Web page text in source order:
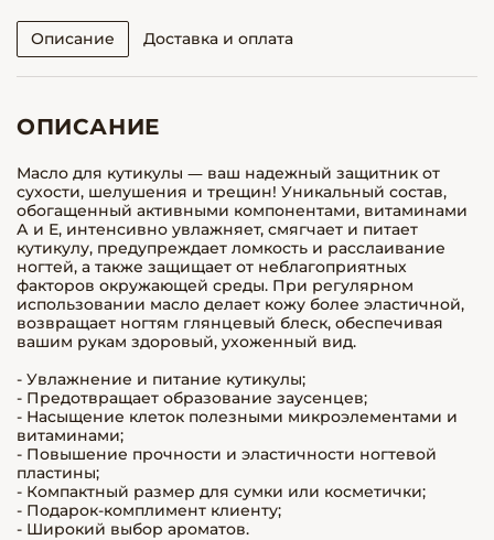
Описание Доставка и оплата
ОПИСАНИЕ
Масло для кутикулы — ваш надежный защитник от
сухости, шелушения и трещин! Уникальный состав,
обогащенный активными компонентами, витаминами
А и Е, интенсивно увлажняет, смягчает и питает
кутикулу, предупреждает ломкость и расслаивание
ногтей, а также защищает от неблагоприятных
факторов окружающей среды. При регулярном
использовании масло делает кожу более эластичной,
возвращает ногтям глянцевый блеск, обеспечивая
вашим рукам здоровый, ухоженный вид.
- Увлажнение и питание кутикулы;
- Предотвращает образование заусенцев;
- Насыщение клеток полезными микроэлементами и
витаминами;
- Повышение прочности и эластичности ногтевой
пластины;
- Компактный размер для сумки или косметички;
- Подарок-комплимент клиенту;
- Широкий выбор ароматов.